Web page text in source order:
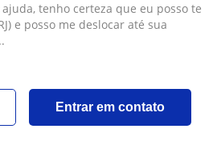
tenho certeza que eu posso te
e posso me deslocar até sua
Entrar em contato